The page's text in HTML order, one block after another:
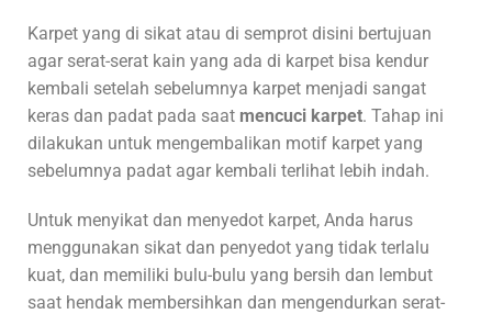
Karpet yang di sikat atau di semprot disini bertujuan
agar serat-serat kain yang ada di karpet bisa kendur
kembali setelah sebelumnya karpet menjadi sangat
keras dan padat pada saat mencuci karpet. Tahap ini
dilakukan untuk mengembalikan motif karpet yang
sebelumnya padat agar kembali terlihat lebih indah.
Untuk menyikat dan menyedot karpet, Anda harus
menggunakan sikat dan penyedot yang tidak terlalu
kuat, dan memiliki bulu-bulu yang bersih dan lembut
saat hendak membersihkan dan mengendurkan serat-